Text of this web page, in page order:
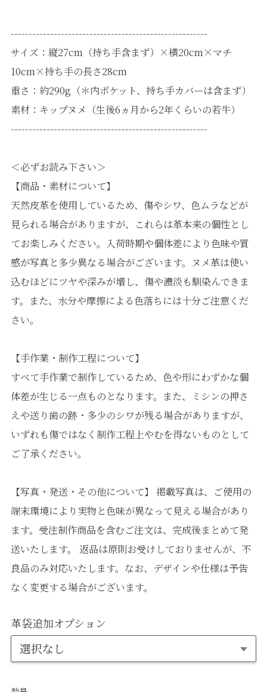
-------------------------------------------------------
サイズ：縦27cm（持ち手含まず）×横20cm×マチ
10cm×持ち手の長さ28cm
重さ：約290g（＊内ポケット、持ち手カバーは含まず）
素材：キップヌメ（生後6ヵ月から2年くらいの若牛）
-------------------------------------------------------
＜必ずお読み下さい＞
【商品・素材について】
天然皮革を使用しているため、傷やシワ、色ムラなどが
見られる場合がありますが、これらは革本来の個性とし
てお楽しみください。入荷時期や個体差により色味や質
感が写真と多少異なる場合がございます。ヌメ革は使い
込むほどにツヤや深みが増し、傷や濃淡も馴染んできま
す。また、水分や摩擦による色落ちには十分ご注意くだ
さい。
【手作業・制作工程について】
すべて手作業で制作しているため、色や形にわずかな個
体差が生じる一点ものとなります。また、ミシンの押さ
えや送り歯の跡・多少のシワが残る場合がありますが、
いずれも傷ではなく制作工程上やむを得ないものとして
ご了承ください。
【写真・発送・その他について】 掲載写真は、ご使用の
端末環境により実物と色味が異なって見える場合があり
ます。受注制作商品を含むご注文は、完成後まとめて発
送いたします。 返品は原則お受けしておりませんが、不
良品のみ対応いたします。なお、デザインや仕様は予告
なく変更する場合がございます。
革袋追加オプション